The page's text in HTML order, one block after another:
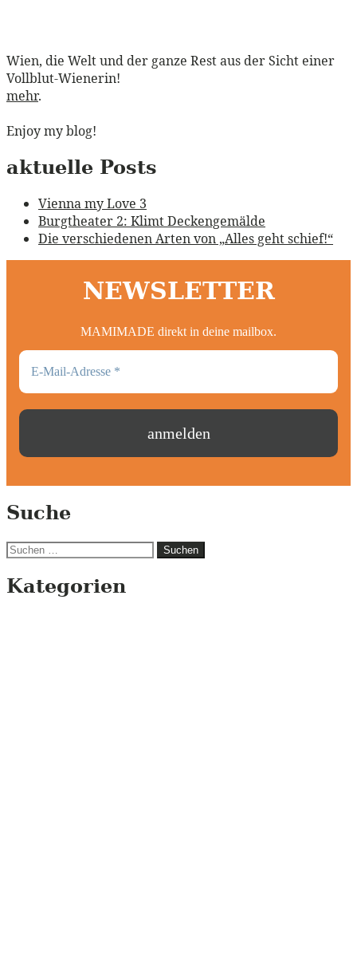
Wien, die Welt und der ganze Rest aus der Sicht einer
Vollblut-Wienerin!
mehr.
Enjoy my blog!
aktuelle Posts
Vienna my Love 3
Burgtheater 2: Klimt Deckengemälde
Die verschiedenen Arten von „Alles geht schief!“
NEWSLETTER
MAMIMADE direkt in deine mailbox.
Suche
Suchen
Kategorien